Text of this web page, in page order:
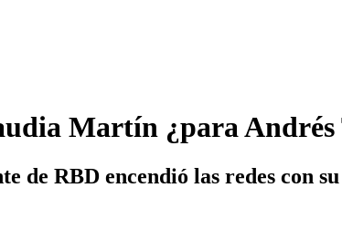
Martín ¿para
de RBD encendió las redes con